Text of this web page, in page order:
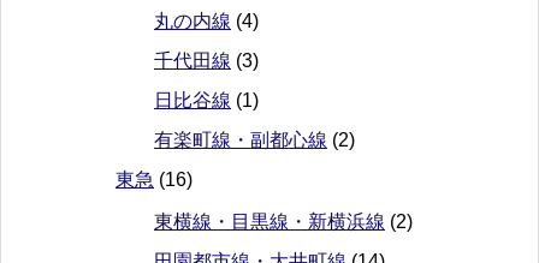
丸の内線 (4)
千代田線 (3)
日比谷線 (1)
有楽町線・副都心線 (2)
東急 (16)
東横線・目黒線・新横浜線 (2)